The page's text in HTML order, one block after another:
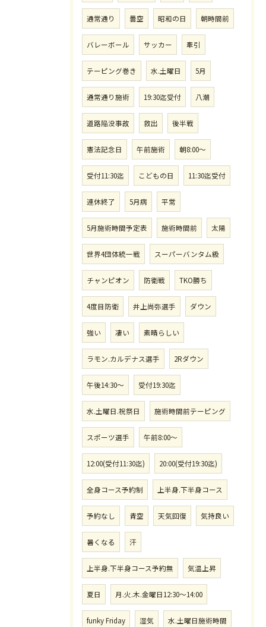
通常通り 曇空 昭和の日 朝時間前
バレーボール サッカー 牽引
テーピング巻き 水.土曜日 5月
通常通り施術 19:30迄受付 八潮
道路陥没事故 救出 後半戦
憲法記念日 午前施術 朝8:00〜
受付11:30迄 こどもの日 11:30迄受付
連休終了 5月病 平常
5月施術時間予定表 施術時間前 太陽
世界4団体統一戦 スーパーバンタム級
チャンピオン 防衛戦 TKO勝ち
4度目防衛 井上尚弥選手 ダウン
強い 凄い 素晴らしい
ラモン.カルデナス選手 2Rダウン
午後14:30〜 受付19:30迄
水.土曜日.祝祭日 施術時間前テーピング
スポーツ選手 午前8:00〜
12:00(受付11:30迄) 20:00(受付19:30迄)
全身コース予約制 上半身.下半身コース
予約なし 青空 天気回復 気持良い
暑くなる 汗
上半身.下半身コース予約無 気温上昇
夏日 月.火.木.金曜日12:30〜14:00
funky Friday 湿気 水.土曜日施術時間